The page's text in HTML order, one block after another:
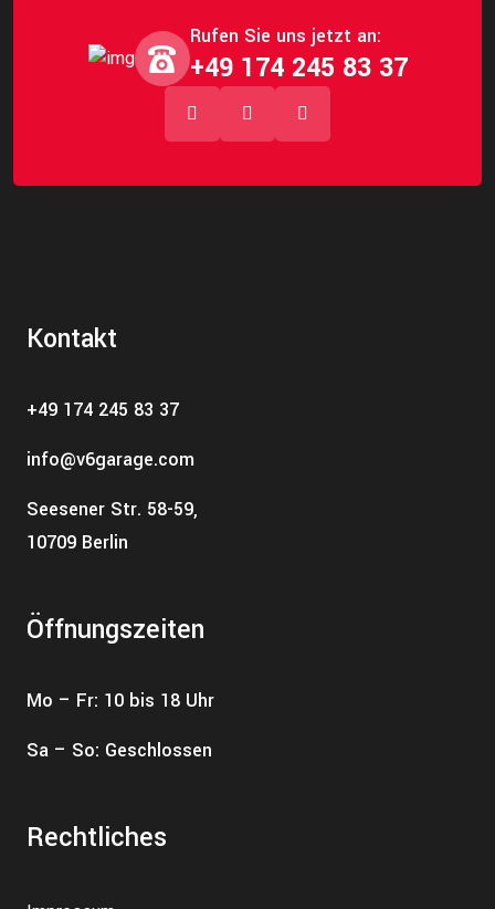
Rufen Sie uns jetzt an:
+49 174 245 83 37
Kontakt
+49 174 245 83 37
info@v6garage.com
Seesener Str. 58-59,
10709 Berlin
Öffnungszeiten
Mo – Fr: 10 bis 18 Uhr
Sa – So: Geschlossen
Rechtliches